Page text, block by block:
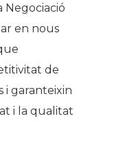
Negociació
en nous
de
i garanteixin
i la qualitat